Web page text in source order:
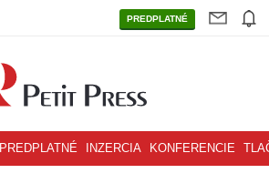
PREDPLATNÉ
PREDPLATNÉ INZERCIA KONFERENCIE